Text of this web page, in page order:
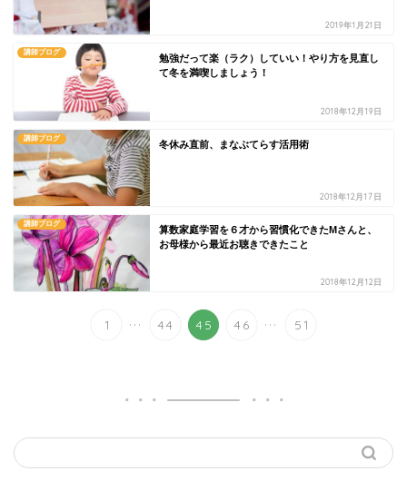
2019年1月21日
講師ブログ
勉強だって楽（ラク）していい！やり方を見直し
て冬を満喫しましょう！
2018年12月19日
講師ブログ
冬休み直前、まなぶてらす活用術
2018年12月17日
講師ブログ
算数家庭学習を６才から習慣化できたMさんと、
お母様から最近お聴きできたこと
2018年12月12日
1 ... 44 45 46 ... 51